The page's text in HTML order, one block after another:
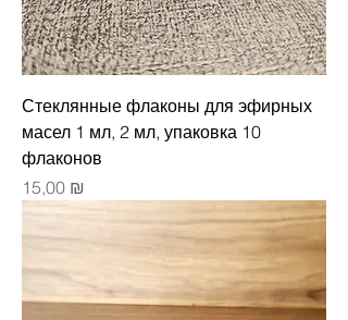
Стеклянные флаконы для эфирных
масел 1 мл, 2 мл, упаковка 10
флаконов
Цена
15,00 ₪